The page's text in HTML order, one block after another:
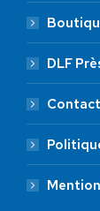
DLF
Contact